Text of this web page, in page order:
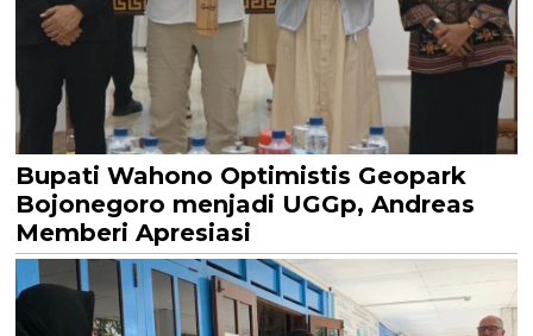
Bupati Wahono Optimistis Geopark
Bojonegoro menjadi UGGp, Andreas
Memberi Apresiasi